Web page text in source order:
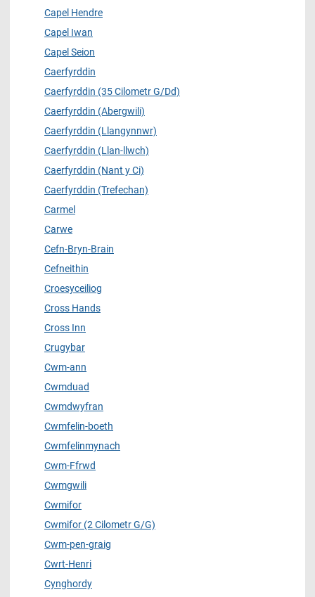
Capel Hendre
Capel Iwan
Capel Seion
Caerfyrddin
Caerfyrddin (35 Cilometr G/Dd)
Caerfyrddin (Abergwili)
Caerfyrddin (Llangynnwr)
Caerfyrddin (Llan-llwch)
Caerfyrddin (Nant y Ci)
Caerfyrddin (Trefechan)
Carmel
Carwe
Cefn-Bryn-Brain
Cefneithin
Croesyceiliog
Cross Hands
Cross Inn
Crugybar
Cwm-ann
Cwmduad
Cwmdwyfran
Cwmfelin-boeth
Cwmfelinmynach
Cwm-Ffrwd
Cwmgwili
Cwmifor
Cwmifor (2 Cilometr G/G)
Cwm-pen-graig
Cwrt-Henri
Cynghordy